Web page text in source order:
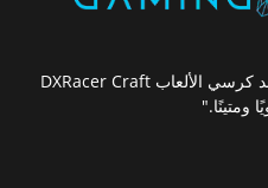
"بعيدًا عن المظهر الخارجي الأنيق، يعد كرسي الألعاب DXRacer Craft